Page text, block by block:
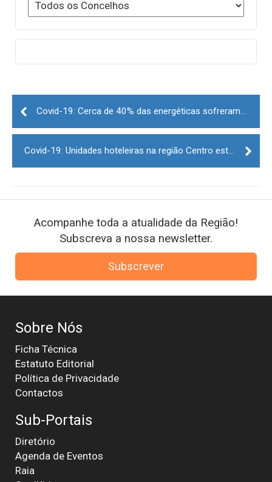
Post
navigation
Covid-19: Cerca de 40% das energéticas sofreram interrupções do negócio em abril
Covid-19: Unidades hoteleiras na região Centro estão a retomar a atividade mas há casos “preocupantes”
Acompanhe toda a atualidade da Região!
Subscreva a nossa newsletter.
Subscrever
Sobre Nós
Ficha Técnica
Estatuto Editorial
Política de Privacidade
Contactos
Sub-Portais
Diretório
Agenda de Eventos
Raia